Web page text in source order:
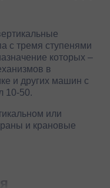
с тремя ступенями
которых –
в
и других машин с
10-50.
или
и крановые